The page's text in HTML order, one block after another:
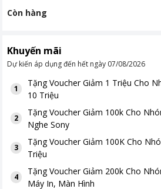
Còn hàng
Khuyến mãi
Dự kiến áp dụng đến hết ngày 07/08/2026
1
TặngVoucher Giảm 1 Triệu Cho
10 Triệu
2
TặngVoucher Giảm 100k Cho
Nghe Sony
3
TặngVoucher Giảm 100K Cho
Triệu
4
TặngVoucher Giảm 200k Cho
Máy In, Màn Hình